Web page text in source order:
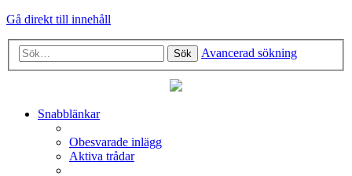
Gå direkt till innehåll
Sök Avancerad sökning
Snabblänkar
Obesvarade inlägg
Aktiva trådar